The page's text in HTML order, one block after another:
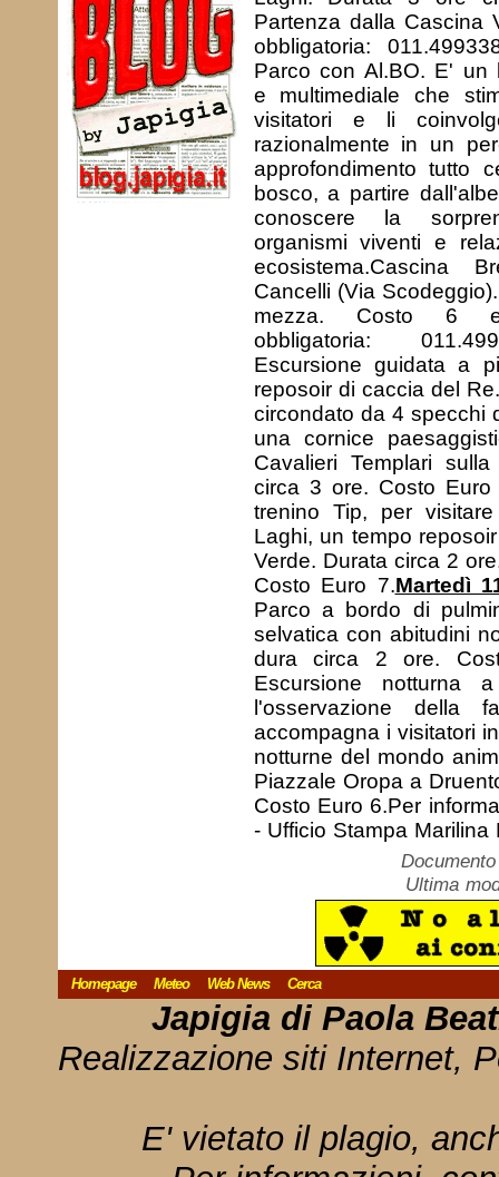
Partenza dalla Cascina
obbligatoria:
Parco con Al.BO. E' un
e multimediale che
visitatori e li
razionalmente in un
approfondimento tutto
bosco, a partire
conoscere la
organismi viventi e
ecosistema.Cascina
Cancelli (Via
mezza. Costo 6
obbligatoria:
Escursione guidata a
reposoir di caccia del
circondato da 4 specchi
una cornice
Cavalieri Templari
circa 3 ore. Costo
trenino Tip, per
Laghi, un tempo
Verde. Durata circa 2
Costo Euro 7.Martedì
Parco a bordo di
selvatica con abitudini
dura circa 2 ore.
Escursione notturna
l'osservazione della
accompagna i visitatori
notturne del mondo
Piazzale Oropa a
Costo Euro 6.Per
- Ufficio Stampa
Ultima
Homepage Meteo Web News Cerca
Japigia di Paola
Realizzazione siti Internet,
E' vietato il plagio,